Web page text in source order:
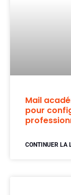
Mail
pour
CONTINUER LA